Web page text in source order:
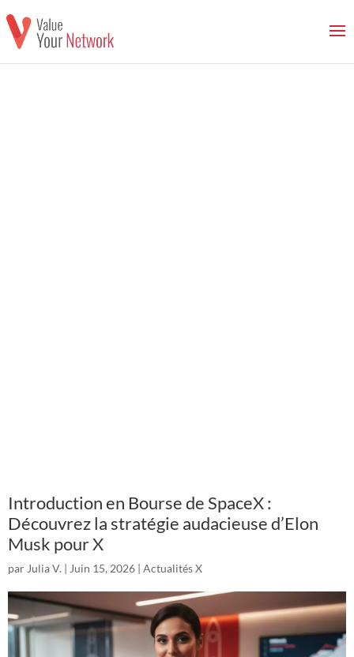
Introduction en Bourse de SpaceX :
Découvrez la stratégie audacieuse d’Elon
Musk pour X
par Julia V. | Juin 15, 2026 | Actualités X